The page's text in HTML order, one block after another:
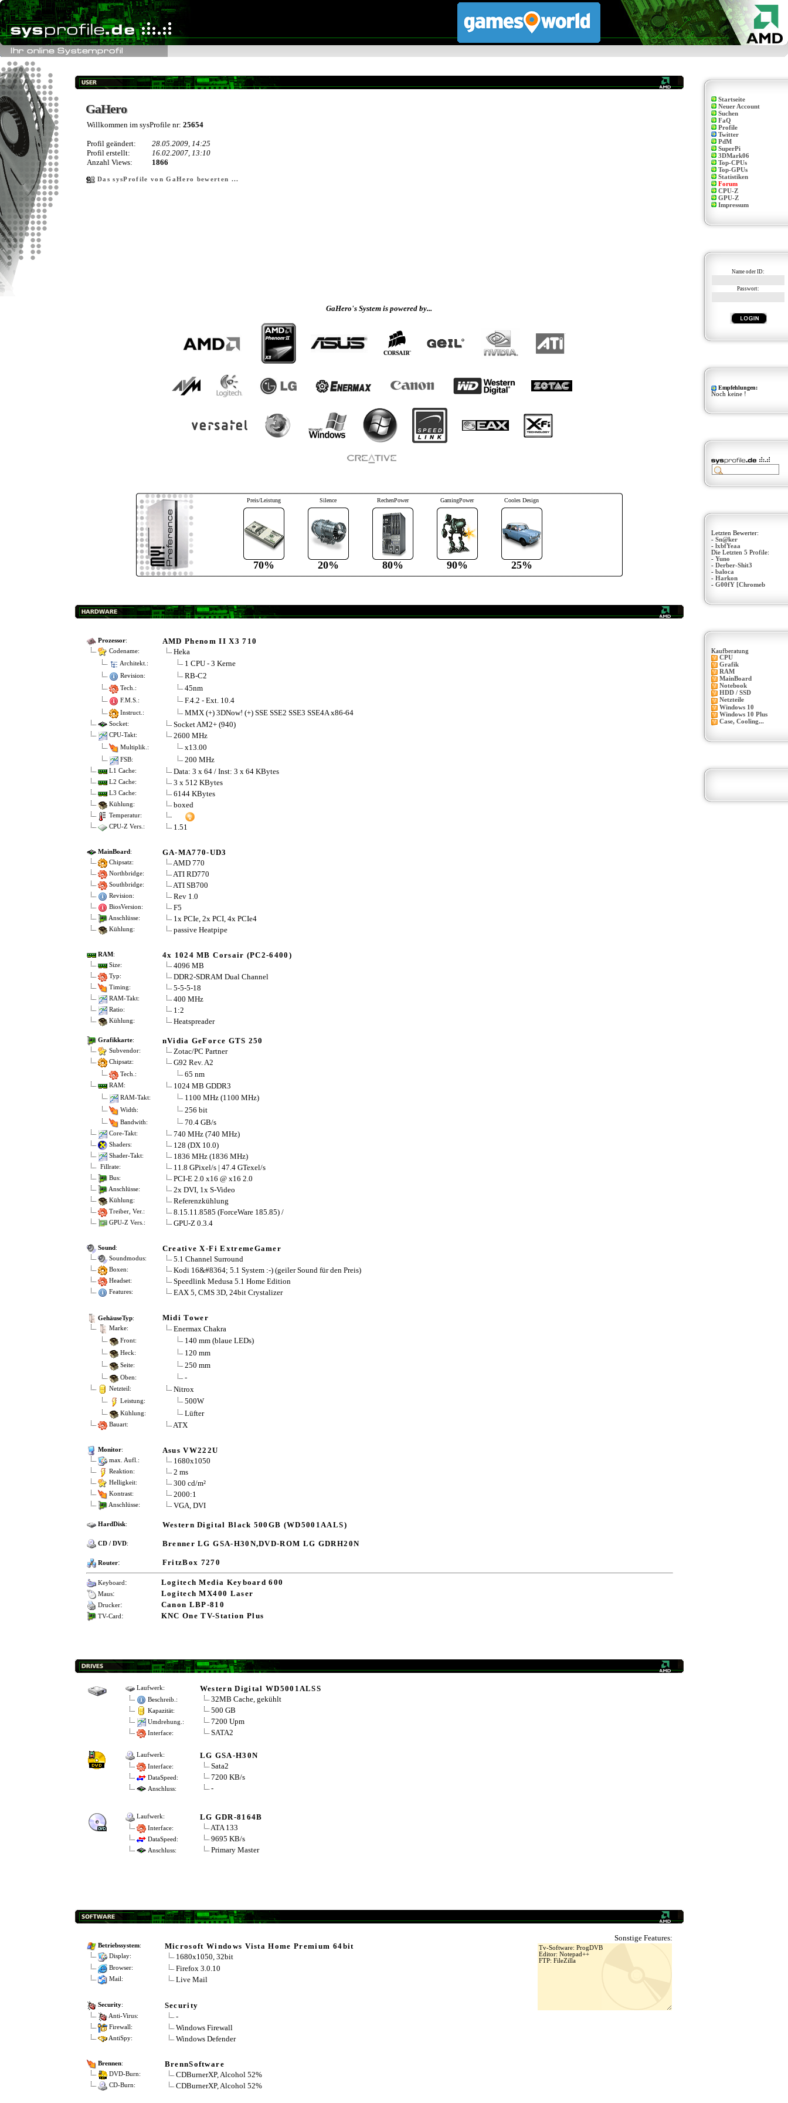
GaHero
GaHero
Willkommen im sysProfile nr: 25654
Profil geändert:
28.05.2009, 14:25
Profil erstellt:
16.02.2007, 13:10
Anzahl Views:
1866
Das sysProfile von GaHero bewerten ...
GaHero's System is powered by...
Preis/Leistung
70%
Silence
20%
RechenPower
80%
GamingPower
90%
Cooles Design
25%
Prozessor: AMD Phenom II X3 710
Codename: Heka
Architekt.: 1 CPU - 3 Kerne
Revision: RB-C2
Tech.: 45nm
F.M.S.: F.4.2 - Ext. 10.4
Instruct.: MMX (+) 3DNow! (+) SSE SSE2 SSE3 SSE4A x86-64
Socket: Socket AM2+ (940)
CPU-Takt: 2600 MHz
Multiplik.: x13.00
FSB: 200 MHz
L1 Cache: Data: 3 x 64 / Inst: 3 x 64 KBytes
L2 Cache: 3 x 512 KBytes
L3 Cache: 6144 KBytes
Kühlung: boxed
Temperatur:
CPU-Z Vers.:
1.51
MainBoard: GA-MA770-UD3
Chipsatz: AMD 770
Northbridge: ATI RD770
Southbridge: ATI SB700
Revision: Rev 1.0
BiosVersion: F5
Anschlüsse: 1x PCIe, 2x PCI, 4x PCIe4
Kühlung: passive Heatpipe
RAM: 4x 1024 MB Corsair (PC2-6400)
Size: 4096 MB
Typ: DDR2-SDRAM Dual Channel
Timing: 5-5-5-18
RAM-Takt: 400 MHz
Ratio: 1:2
Kühlung: Heatspreader
Grafikkarte: nVidia GeForce GTS 250
Subvendor: Zotac/PC Partner
Chipsatz: G92 Rev. A2
Tech.: 65 nm
RAM: 1024 MB GDDR3
RAM-Takt: 1100 MHz (1100 MHz)
Width: 256 bit
Bandwith: 70.4 GB/s
Core-Takt: 740 MHz (740 MHz)
Shaders: 128 (DX 10.0)
Shader-Takt: 1836 MHz (1836 MHz)
Fillrate: 11.8 GPixel/s | 47.4 GTexel/s
Bus: PCI-E 2.0 x16 @ x16 2.0
Anschlüsse: 2x DVI, 1x S-Video
Kühlung: Referenzkühlung
Treiber, Ver.: 8.15.11.8585 (ForceWare 185.85) /
GPU-Z Vers.: GPU-Z 0.3.4
Sound: Creative X-Fi ExtremeGamer
Soundmodus: 5.1 Channel Surround
Boxen: Kodi 16&#8364; 5.1 System :-) (geiler Sound für den Preis)
Headset: Speedlink Medusa 5.1 Home Edition
Features: EAX 5, CMS 3D, 24bit Crystalizer
GehäuseTyp: Midi Tower
Marke: Enermax Chakra
Front: 140 mm (blaue LEDs)
Heck: 120 mm
Seite: 250 mm
Oben: -
Netzteil: Nitrox
Leistung: 500W
Kühlung: Lüfter
Bauart: ATX
Monitor: Asus VW222U
max. Aufl.: 1680x1050
Reaktion: 2 ms
Helligkeit: 300 cd/m²
Kontrast: 2000:1
Anschlüsse: VGA, DVI
HardDisk: Western Digital Black 500GB (WD5001AALS)
CD / DVD: Brenner LG GSA-H30N,DVD-ROM LG GDRH20N
Router: FritzBox 7270
Keyboard: Logitech Media Keyboard 600
Maus: Logitech MX400 Laser
Drucker: Canon LBP-810
TV-Card: KNC One TV-Station Plus
Laufwerk: Western Digital WD5001ALSS
Beschreib.: 32MB Cache, gekühlt
Kapazität: 500 GB
Umdrehung.: 7200 Upm
Interface: SATA2
Laufwerk: LG GSA-H30N
Interface: Sata2
DataSpeed: 7200 KB/s
Anschluss: -
Laufwerk: LG GDR-8164B
Interface: ATA 133
DataSpeed: 9695 KB/s
Anschluss: Primary Master
Betriebssystem: Microsoft Windows Vista Home Premium 64bit
Sonstige Features:
Display: 1680x1050, 32bit
Browser: Firefox 3.0.10
Mail: Live Mail
Security: Security
Anti-Virus: -
Firewall: Windows Firewall
AntiSpy: Windows Defender
Brennen: BrennSoftware
DVD-Burn: CDBurnerXP, Alcohol 52%
CD-Burn: CDBurnerXP, Alcohol 52%
Startseite
Neuer Account
Suchen
FaQ
Profile
Twitter
PdM
SuperPi
3DMark06
Top-CPUs
Top-GPUs
Statistiken
Forum
CPU-Z
GPU-Z
Impressum
Name oder ID:
Passwort:
Empfehlungen:
Noch keine !
Letzten Bewerter:
- Sn@ker
- lxbfYeaa
Die Letzten 5 Profile:
- Yuno
- Derber-Shit3
- baloca
- Harkon
- G00fY [Chromeb
Kaufberatung
CPU
Grafik
RAM
MainBoard
Notebook
HDD / SSD
Netzteile
Windows 10
Windows 10 Plus
Case, Cooling...